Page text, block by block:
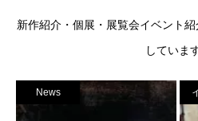
新作紹介・個展・展覧会イベント
していま
News